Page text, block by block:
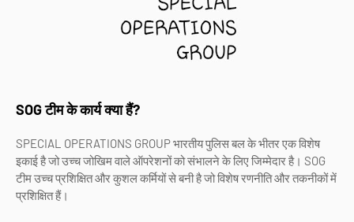
SOG टीम के कार्य क्या हैं?
SPECIAL OPERATIONS GROUP भारतीय पुलिस बल के भीतर एक विशेष
इकाई है जो उच्च जोखिम वाले ऑपरेशनों को संभालने के लिए जिम्मेदार है। SOG
टीम उच्च प्रशिक्षित और कुशल कर्मियों से बनी है जो विशेष रणनीति और तकनीकों में
प्रशिक्षित हैं।